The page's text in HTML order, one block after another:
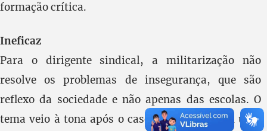
formação crítica.
Ineficaz
Para o dirigente sindical, a militarização não
resolve os problemas de insegurança, que são
reflexo da sociedade e não apenas das escolas. O
tema veio à tona após o caso de violência em uma